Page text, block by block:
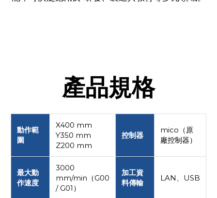
產品規格
動作範
圍
X400 mm
Y350 mm
Z200 mm
控制器
mico（原
廠控制器）
最大動
作速度
3000
mm/min（G00
/ G01）
加工資
料傳輸
LAN、USB